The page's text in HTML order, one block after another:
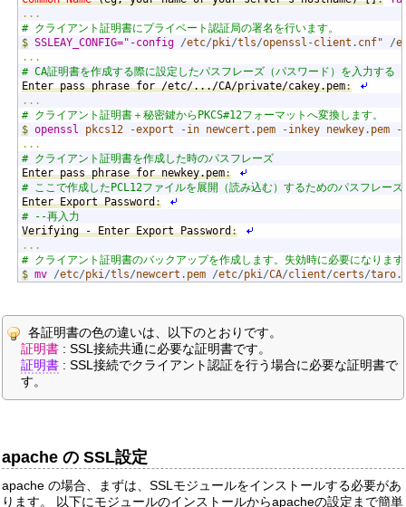
...
# クライアント証明書にプライベート認証局の署名を行います。
$ SSLEAY_CONFIG="-config /etc/pki/tls/openssl -client . cnf" /
...
# CA証明書を作成する際に設定したパスフレーズ（パスワード）を入力する
Enter pass phrase for /etc/.../CA/private/cakey.pem:
...
# クライアント証明書＋秘密鍵からPKCS#12フォーマットへ変換します。
$ openssl pkcs12 -export -in newcert . pem -inkey newkey. pem -
...
# クライアント証明書を作成した時のパスフレーズ
Enter pass phrase for newkey.pem:
# ここで作成したPCL12ファイルを展開（読み込む）するためのパスフレー
Enter Export Password:
# --再入力
Verifying - Enter Export Password:
...
# クライアント証明書のバックアップを作成します。失効時に必要になります
$ mv /etc/pki/tls/newcert . pem /etc/pki/CA/client/certs/taro.
各証明書の色の違いは、以下のとおりです。
証明書 : SSL接続共通に必要な証明書です。
証明書 : SSL接続でクライアント認証を行う場合に必要な証明書で
す。
apache の SSL設定
apache の場合、まずは、SSLモジュールをインストールする必要があ
ります。 以下にモジュールのインストールからapacheの設定まで簡単